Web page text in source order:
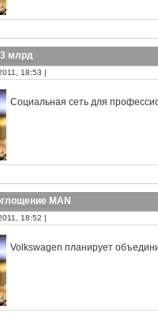
млрд
18:53 |
Социальная сеть для
MAN
18:52 |
Volkswagen планирует